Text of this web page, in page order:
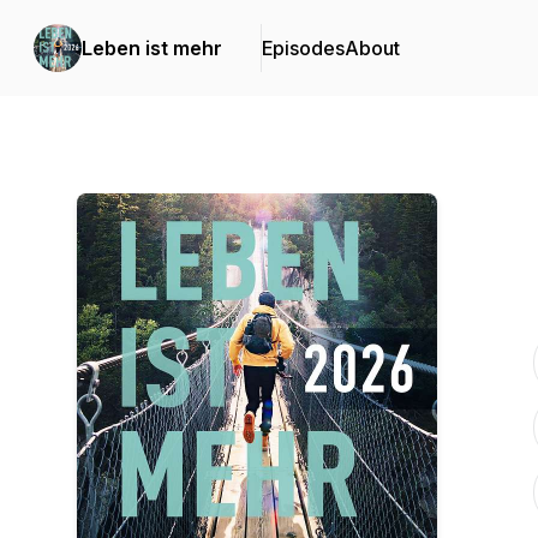
Leben ist mehr EpisodesAbout